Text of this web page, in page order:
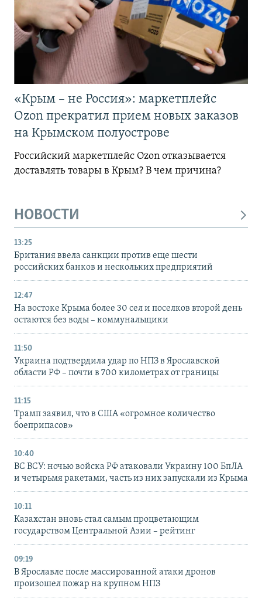
«Крым – не Россия»: маркетплейс
Ozon прекратил прием новых заказов
на Крымском полуострове
Российский маркетплейс Ozon отказывается
доставлять товары в Крым? В чем причина?
НОВОСТИ
13:25
Британия ввела санкции против еще шести
российских банков и нескольких предприятий
12:47
На востоке Крыма более 30 сел и поселков второй день
остаются без воды – коммунальщики
11:50
Украина подтвердила удар по НПЗ в Ярославской
области РФ – почти в 700 километрах от границы
11:15
Трамп заявил, что в США «огромное количество
боеприпасов»
10:40
ВС ВСУ: ночью войска РФ атаковали Украину 100 БпЛА
и четырьмя ракетами, часть из них запускали из Крыма
10:11
Казахстан вновь стал самым процветающим
государством Центральной Азии – рейтинг
09:19
В Ярославле после массированной атаки дронов
произошел пожар на крупном НПЗ